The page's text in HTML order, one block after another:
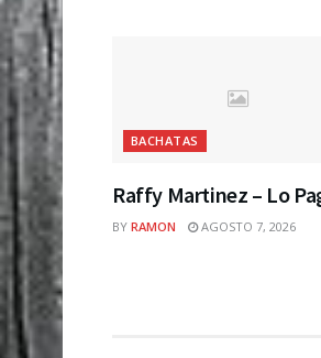
BACHATAS
Raffy Martinez – Lo
BY RAMON AGOSTO 7, 2026